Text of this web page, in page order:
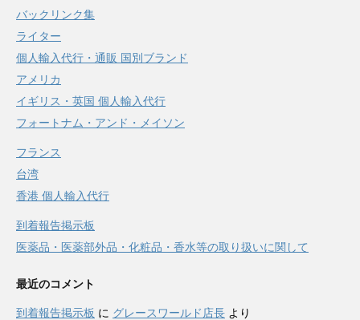
バックリンク集
ライター
個人輸入代行・通販 国別ブランド
アメリカ
イギリス・英国 個人輸入代行
フォートナム・アンド・メイソン
フランス
台湾
香港 個人輸入代行
到着報告掲示板
医薬品・医薬部外品・化粧品・香水等の取り扱いに関して
最近のコメント
到着報告掲示板 に グレースワールド店長 より